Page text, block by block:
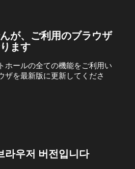
が、ご利用のブラウザ
ます
ホールの全ての機能をご利用い
ザを最新版に更新してくださ
라우저 버전입니다